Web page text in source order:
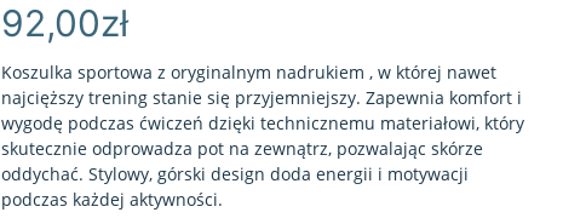
92,00zł
Koszulka sportowa z oryginalnym nadrukiem , w której nawet
najcięższy trening stanie się przyjemniejszy. Zapewnia komfort i
wygodę podczas ćwiczeń dzięki technicznemu materiałowi, który
skutecznie odprowadza pot na zewnątrz, pozwalając skórze
oddychać. Stylowy, górski design doda energii i motywacji
podczas każdej aktywności.